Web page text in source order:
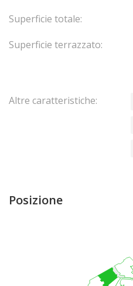
Superficie totale:
Superficie terrazzato:
Altre caratteristiche:
Posizione